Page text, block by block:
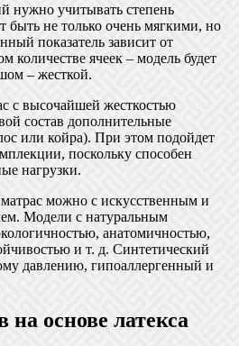
нужно учитывать степень
быть не только очень мягкими, но
показатель зависит от
количестве ячеек – модель будет
– жесткой.
с высочайшей жесткостью
состав дополнительные
или койра). При этом подойдет
поскольку способен
нагрузки.
можно с искусственным и
Модели с натуральным
анатомичностью,
и т. д. Синтетический
давлению, гипоаллергенный и
основе латекса